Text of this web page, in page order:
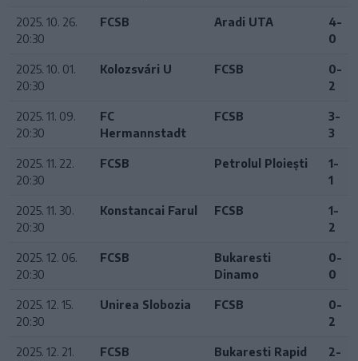
2025. 10. 26.
20:30
FCSB Aradi UTA
4-
0
2025. 10. 01.
20:30
Kolozsvári U FCSB
0-
2
2025. 11. 09.
20:30
FC
Hermannstadt
FCSB
3-
3
2025. 11. 22.
20:30
FCSB Petrolul Ploiești
1-
1
2025. 11. 30.
20:30
Konstancai Farul FCSB
1-
2
2025. 12. 06.
20:30
FCSB
Bukaresti
Dinamo
0-
0
2025. 12. 15.
20:30
Unirea Slobozia FCSB
0-
2
2025. 12. 21.
FCSB Bukaresti Rapid
2-